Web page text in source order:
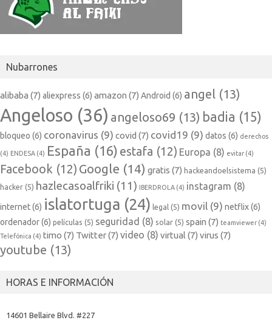
Nubarrones
alibaba (7) aliexpress (6) amazon (7) Android (6) angel (13)
Angeloso (36) angeloso69 (13) badia (15)
bloqueo (6) coronavirus (9) covid (7) covid19 (9) datos (6) derechos
(4) ENDESA (4) España (16) estafa (12) Europa (8) evitar (4)
Facebook (12) Google (14) gratis (7) hackeandoelsistema (5)
hacker (5) hazlecasoalfriki (11) IBERDROLA (4) instagram (8)
internet(6) islatortuga (24) legal (5) movil (9) netflix(6)
ordenador(6) películas (5) seguridad (8) solar (5) spain (7) teamviewer (4)
Telefónica (4) timo (7) Twitter(7) video (8) virtual (7) virus (7)
youtube (13)
HORAS E INFORMACIÓN
14601 Bellaire Blvd. #227